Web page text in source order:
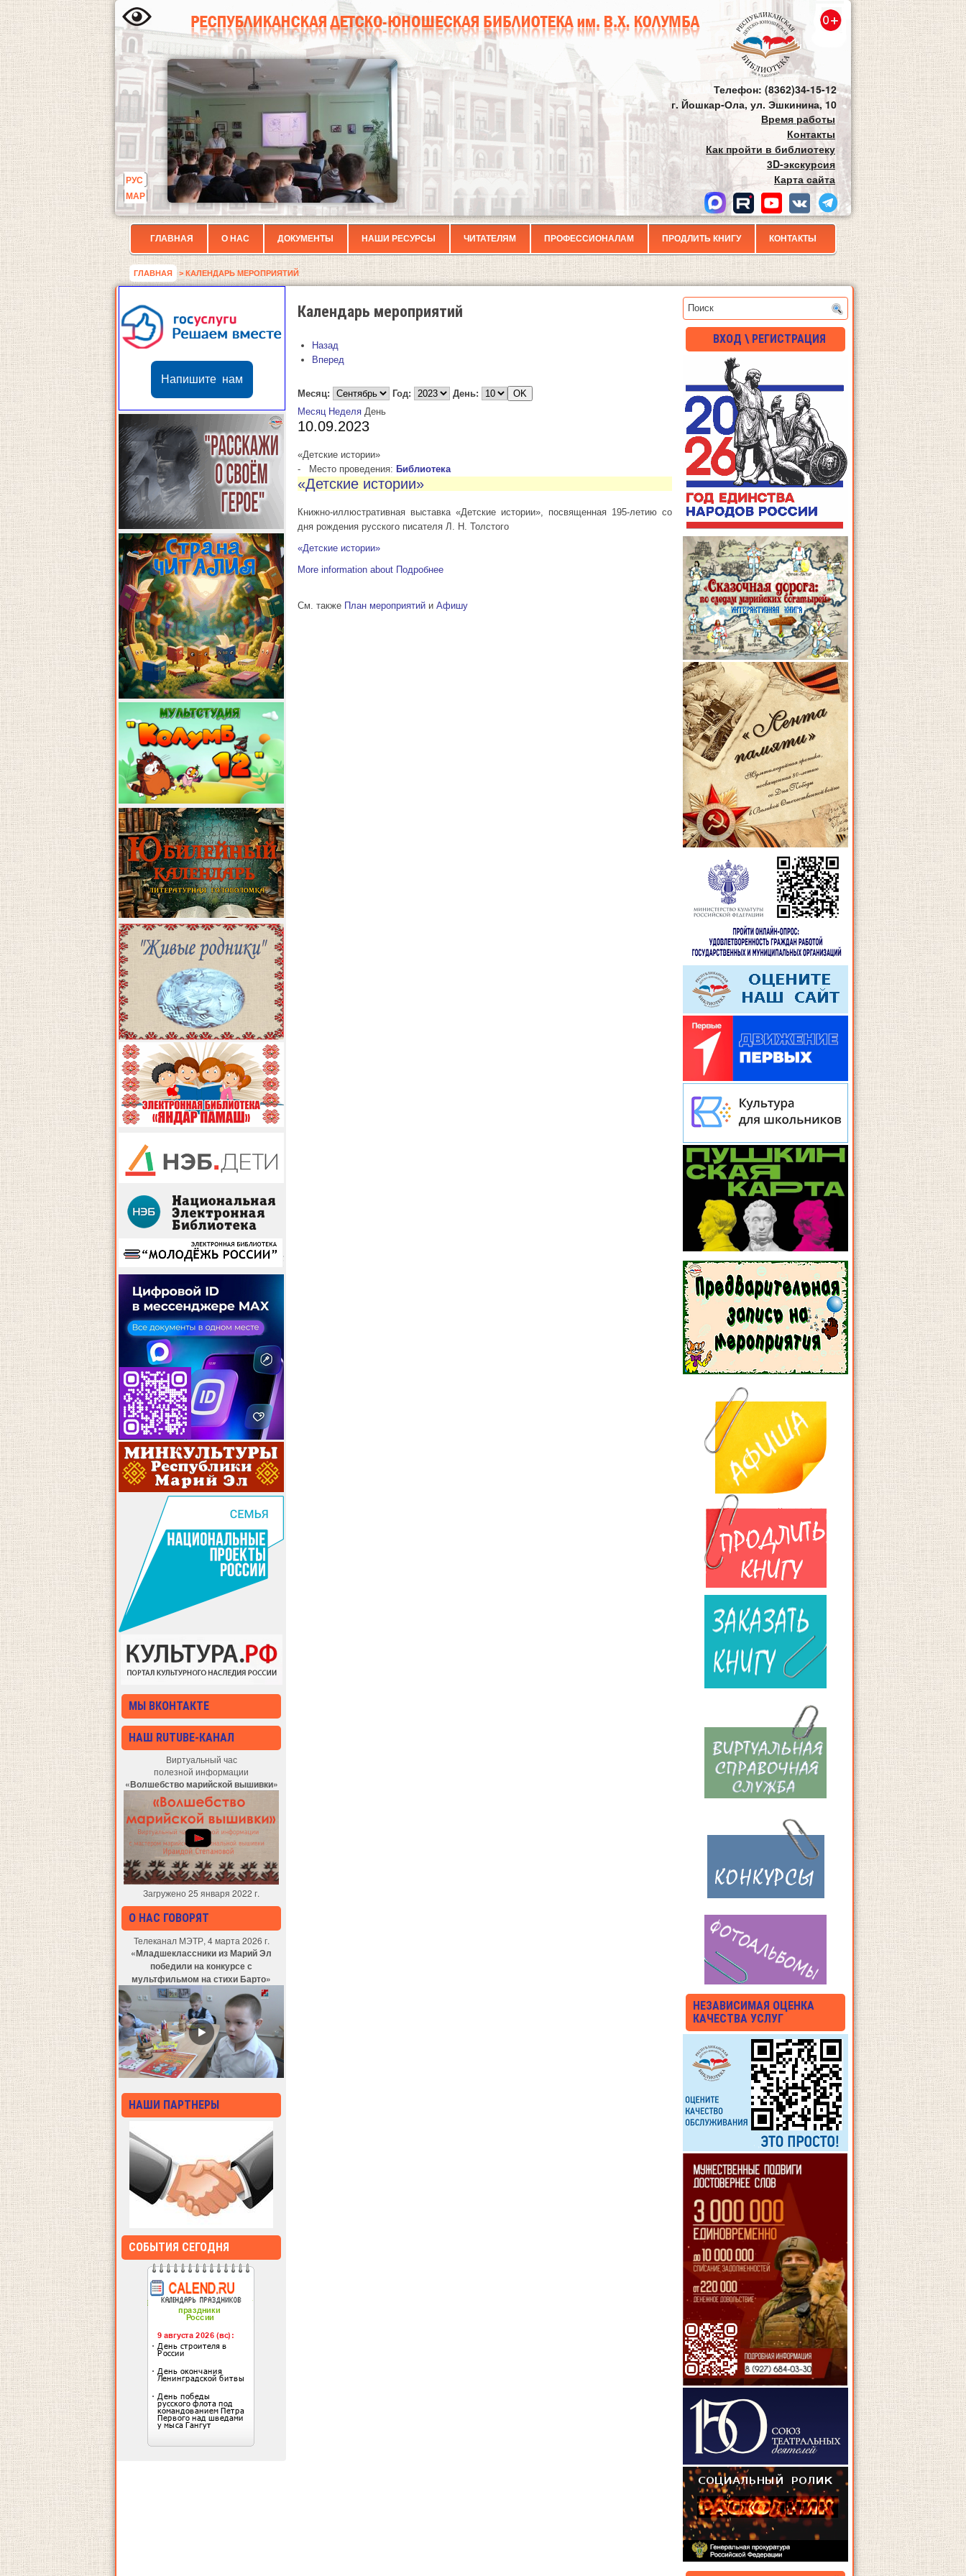
РУС
МАР
Телефон: (8362)34-15-12
г. Йошкар-Ола, ул. Эшкинина, 10
Время работы
Контакты
Как пройти в библиотеку
3D-экскурсия
Карта сайта
ГЛАВНАЯ О НАС ДОКУМЕНТЫ НАШИ РЕСУРСЫ ЧИТАТЕЛЯМ ПРОФЕССИОНАЛАМ ПРОДЛИТЬ КНИГУ КОНТАКТЫ
ГЛАВНАЯ > КАЛЕНДАРЬ МЕРОПРИЯТИЙ
Напишите нам
МЫ ВКОНТАКТЕ
НАШ RUTUBE-КАНАЛ
Виртуальный час
полезной информации
«Волшебство марийской вышивки»
Загружено 25 января 2022 г.
О НАС ГОВОРЯТ
Телеканал МЭТР, 4 марта 2026 г.
«Младшеклассники из Марий Эл
победили на конкурсе с
мультфильмом на стихи Барто»
НАШИ ПАРТНЕРЫ
СОБЫТИЯ СЕГОДНЯ
Календарь мероприятий
Назад
Вперед
Месяц: Год:
День:
Месяц Неделя День
10.09.2023
«Детские истории»
-
Место проведения: Библиотека
«Детские истории»
Книжно-иллюстративная выставка «Детские истории», посвященная 195-летию со
дня рождения русского писателя Л. Н. Толстого
«Детские истории»
More information about Подробнее
См. также План мероприятий и Афишу
ВХОД \ РЕГИСТРАЦИЯ
НЕЗАВИСИМАЯ ОЦЕНКА
КАЧЕСТВА УСЛУГ